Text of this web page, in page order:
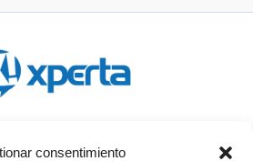
consentimiento
© 2026 Xperta